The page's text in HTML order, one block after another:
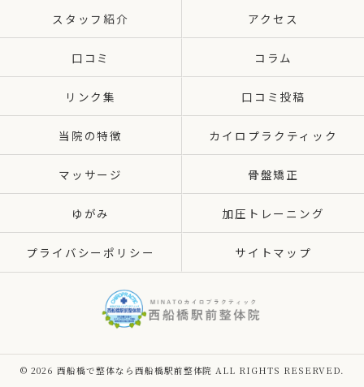
スタッフ紹介 アクセス
口コミ コラム
リンク集 口コミ投稿
当院の特徴 カイロプラクティック
マッサージ 骨盤矯正
ゆがみ 加圧トレーニング
プライバシーポリシー サイトマップ
© 2026 西船橋で整体なら西船橋駅前整体院 ALL RIGHTS RESERVED.